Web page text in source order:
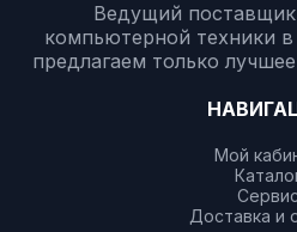
Ведущий поставщик
компьютерной техники
предлагаем только
Мой
Сервис
Доставка и